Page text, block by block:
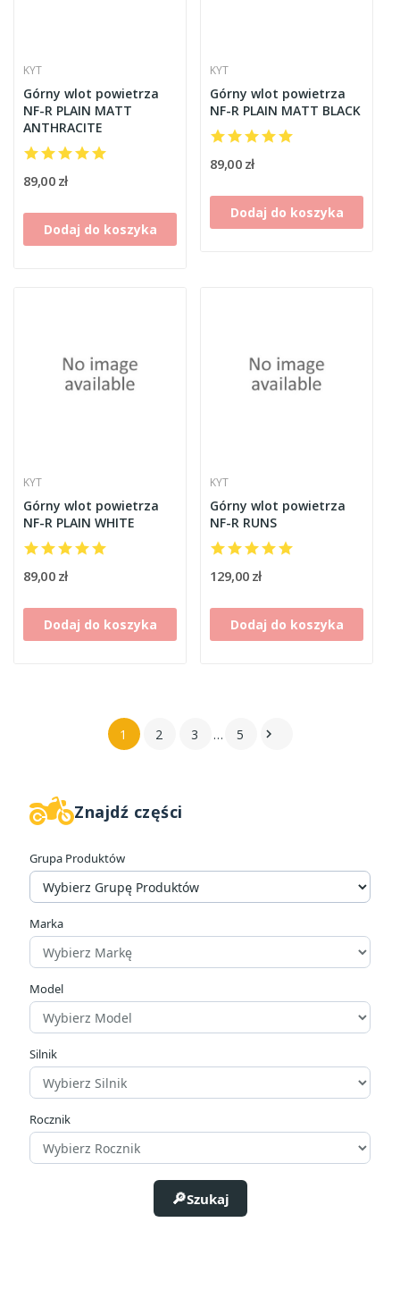
W magazynie 1
Cena
Producenci
Znajdź części
Grupa Produktów
Marka
Model
Silnik
Rocznik
Szukaj
KYT
Górny wlot powietrza
NF-R PLAIN MATT
ANTHRACITE
89,00 zł
Dodaj do koszyka
KYT
Górny wlot powietrza
NF-R PLAIN MATT BLACK
89,00 zł
Dodaj do koszyka
KYT
Górny wlot powietrza
NF-R PLAIN WHITE
89,00 zł
Dodaj do koszyka
KYT
Górny wlot powietrza
NF-R RUNS
129,00 zł
Dodaj do koszyka
1 2 3 … 5 